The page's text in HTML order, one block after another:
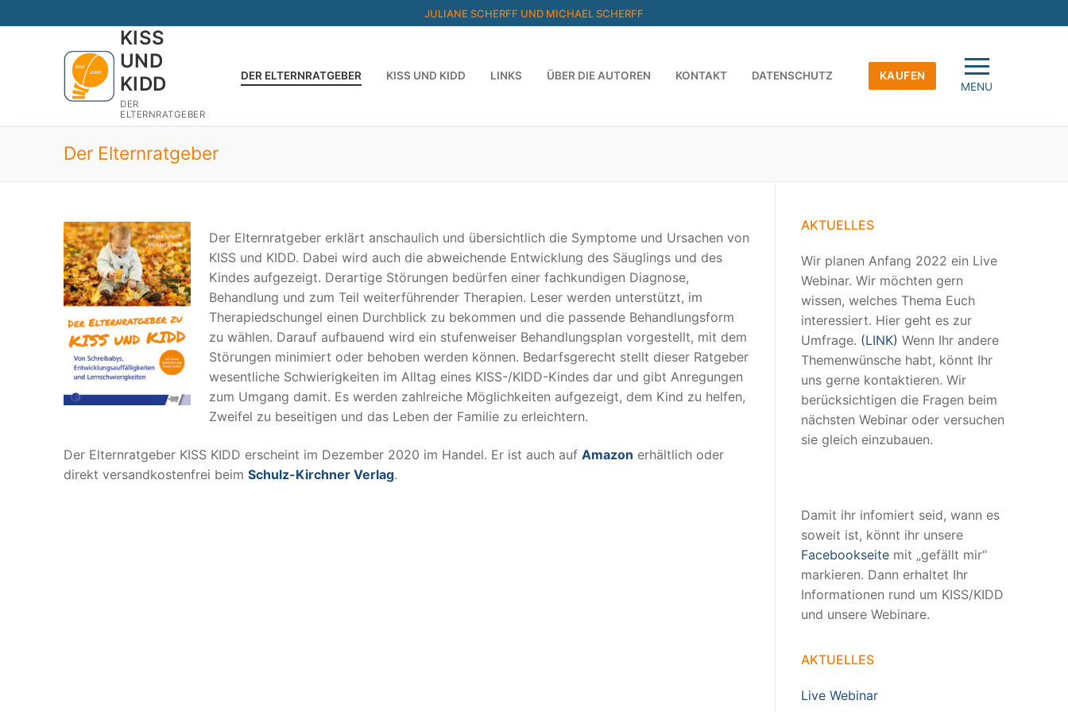
Inhalt
JULIANE SCHERFF UND MICHAEL SCHERFF
KISS
UND
KIDD
DER
ELTERNRATGEBER
DER ELTERNRATGEBER KISS UND KIDD LINKS ÜBER DIE AUTOREN KONTAKT DATENSCHUTZ
KAUFEN
MENU
Der Elternratgeber
Der Elternratgeber erklärt anschaulich und übersichtlich die Symptome und Ursachen von
KISS und KIDD. Dabei wird auch die abweichende Entwicklung des Säuglings und des
Kindes aufgezeigt. Derartige Störungen bedürfen einer fachkundigen Diagnose,
Behandlung und zum Teil weiterführender Therapien. Leser werden unterstützt, im
Therapiedschungel einen Durchblick zu bekommen und die passende Behandlungsform
zu wählen. Darauf aufbauend wird ein stufenweiser Behandlungsplan vorgestellt, mit dem
Störungen minimiert oder behoben werden können. Bedarfsgerecht stellt dieser Ratgeber
wesentliche Schwierigkeiten im Alltag eines KISS-/KIDD-Kindes dar und gibt Anregungen
zum Umgang damit. Es werden zahlreiche Möglichkeiten aufgezeigt, dem Kind zu helfen,
Zweifel zu beseitigen und das Leben der Familie zu erleichtern.
Der Elternratgeber KISS KIDD erscheint im Dezember 2020 im Handel. Er ist auch auf Amazon erhältlich oder
direkt versandkostenfrei beim Schulz-Kirchner Verlag.
AKTUELLES
Wir planen Anfang 2022 ein Live
Webinar. Wir möchten gern
wissen, welches Thema Euch
interessiert. Hier geht es zur
Umfrage. (LINK) Wenn Ihr andere
Themenwünsche habt, könnt Ihr
uns gerne kontaktieren. Wir
berücksichtigen die Fragen beim
nächsten Webinar oder versuchen
sie gleich einzubauen.
Damit ihr infomiert seid, wann es
soweit ist, könnt ihr unsere
Facebookseite mit „gefällt mir“
markieren. Dann erhaltet Ihr
Informationen rund um KISS/KIDD
und unsere Webinare.
AKTUELLES
Live Webinar